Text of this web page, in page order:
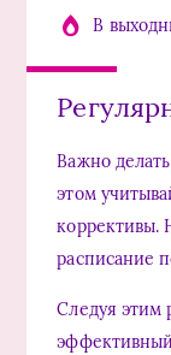
В
Важно
этом
коррективы.
расписание
Следуя этим